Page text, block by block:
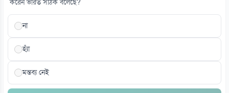
করেন ভারত সঠিক বলেছে?
না
হ্যাঁ
মন্তব্য নেই